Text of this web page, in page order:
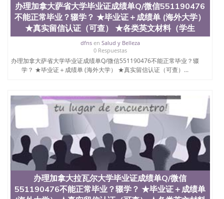
办理加拿大萨省大学毕业证成绩单Q/微信551190476
不能正常毕业？辍学？ ★毕业证＋成绩单 (海外大学）
★真实留信认证（可查） ★各类英文材料（学生
dfnsen Salud y Belleza
0 Respuestas
办理加拿大萨省大学毕业证成绩单Q/微信551190476不能正常毕业？辍
学？ ★毕业证＋成绩单 (海外大学） ★真实留信认证（可查）...
办理加拿大拉瓦尔大学毕业证成绩单Q/微信
551190476不能正常毕业？辍学？ ★毕业证＋成绩单